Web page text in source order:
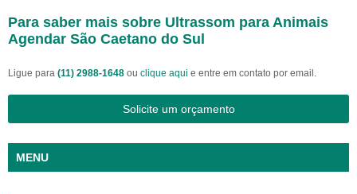
Para saber mais sobre Ultrassom para Animais
Agendar São Caetano do Sul
Ligue para (11) 2988-1648 ou clique aqui e entre em contato por email.
Solicite um orçamento
MENU